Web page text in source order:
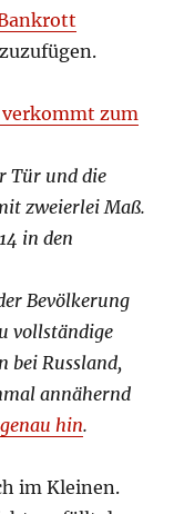
zum
Tür und die
zweierlei Maß.
in den
Bevölkerung
vollständige
bei Russland,
annähernd
hin.
im Kleinen.